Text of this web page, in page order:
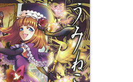
採用情報